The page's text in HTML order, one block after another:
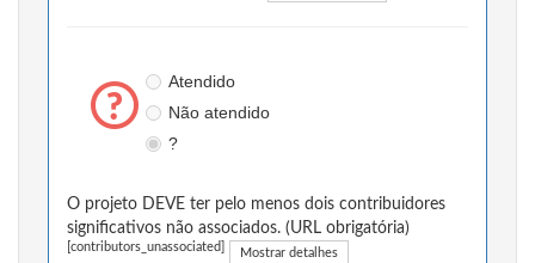
Atendido
Não atendido
?
O projeto DEVE ter pelo menos dois contribuidores
significativos não associados. (URL obrigatória)
[contributors_unassociated] Mostrar detalhes